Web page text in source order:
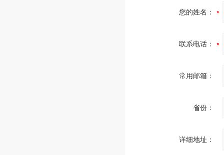
您的姓名：
联系电话：
常用邮箱：
省份：
详细地址：